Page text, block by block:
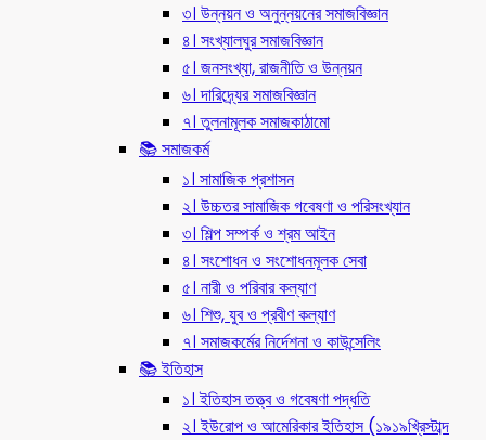
৩। উন্নয়ন ও অনুন্নয়নের সমাজবিজ্ঞান
৪। সংখ্যালঘুর সমাজবিজ্ঞান
৫। জনসংখ্যা, রাজনীতি ও উন্নয়ন
৬। দারিদ্র্যের সমাজবিজ্ঞান
৭। তুলনামূলক সমাজকাঠামো
📚 সমাজকর্ম
১। সামাজিক প্রশাসন
২। উচ্চতর সামাজিক গবেষণা ও পরিসংখ্যান
৩। শিল্প সম্পর্ক ও শ্রম আইন
৪। সংশোধন ও সংশোধনমূলক সেবা
৫। নারী ও পরিবার কল্যাণ
৬। শিশু, যুব ও প্রবীণ কল্যাণ
৭। সমাজকর্মের নির্দেশনা ও কাউন্সেলিং
📚 ইতিহাস
১। ইতিহাস তত্ত্ব ও গবেষণা পদ্ধতি
২। ইউরোপ ও আমেরিকার ইতিহাস (১৯১৯খ্রিস্টাব্দ